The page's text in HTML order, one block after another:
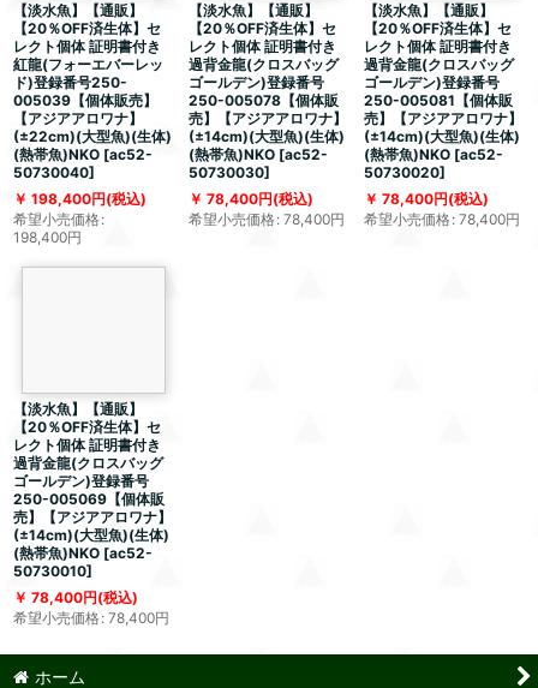
【淡水魚】【通販】
【20％OFF済生体】セ
レクト個体 証明書付き
紅龍(フォーエバーレッ
ド)登録番号250-
005039【個体販売】
【アジアアロワナ】
(±22cm)(大型魚)(生体)
(熱帯魚)NKO [ac52-
50730040]
198,400円(税込)
希望小売価格:
198,400円
【淡水魚】【通販】
【20％OFF済生体】セ
レクト個体 証明書付き
過背金龍(クロスバッグ
ゴールデン)登録番号
250-005078【個体販
売】【アジアアロワナ】
(±14cm)(大型魚)(生体)
(熱帯魚)NKO [ac52-
50730030]
78,400円(税込)
希望小売価格: 78,400円
【淡水魚】【通販】
【20％OFF済生体】セ
レクト個体 証明書付き
過背金龍(クロスバッグ
ゴールデン)登録番号
250-005081【個体販
売】【アジアアロワナ】
(±14cm)(大型魚)(生体)
(熱帯魚)NKO [ac52-
50730020]
78,400円(税込)
希望小売価格: 78,400円
【淡水魚】【通販】
【20％OFF済生体】セ
レクト個体 証明書付き
過背金龍(クロスバッグ
ゴールデン)登録番号
250-005069【個体販
売】【アジアアロワナ】
(±14cm)(大型魚)(生体)
(熱帯魚)NKO [ac52-
50730010]
78,400円(税込)
希望小売価格: 78,400円
ホーム